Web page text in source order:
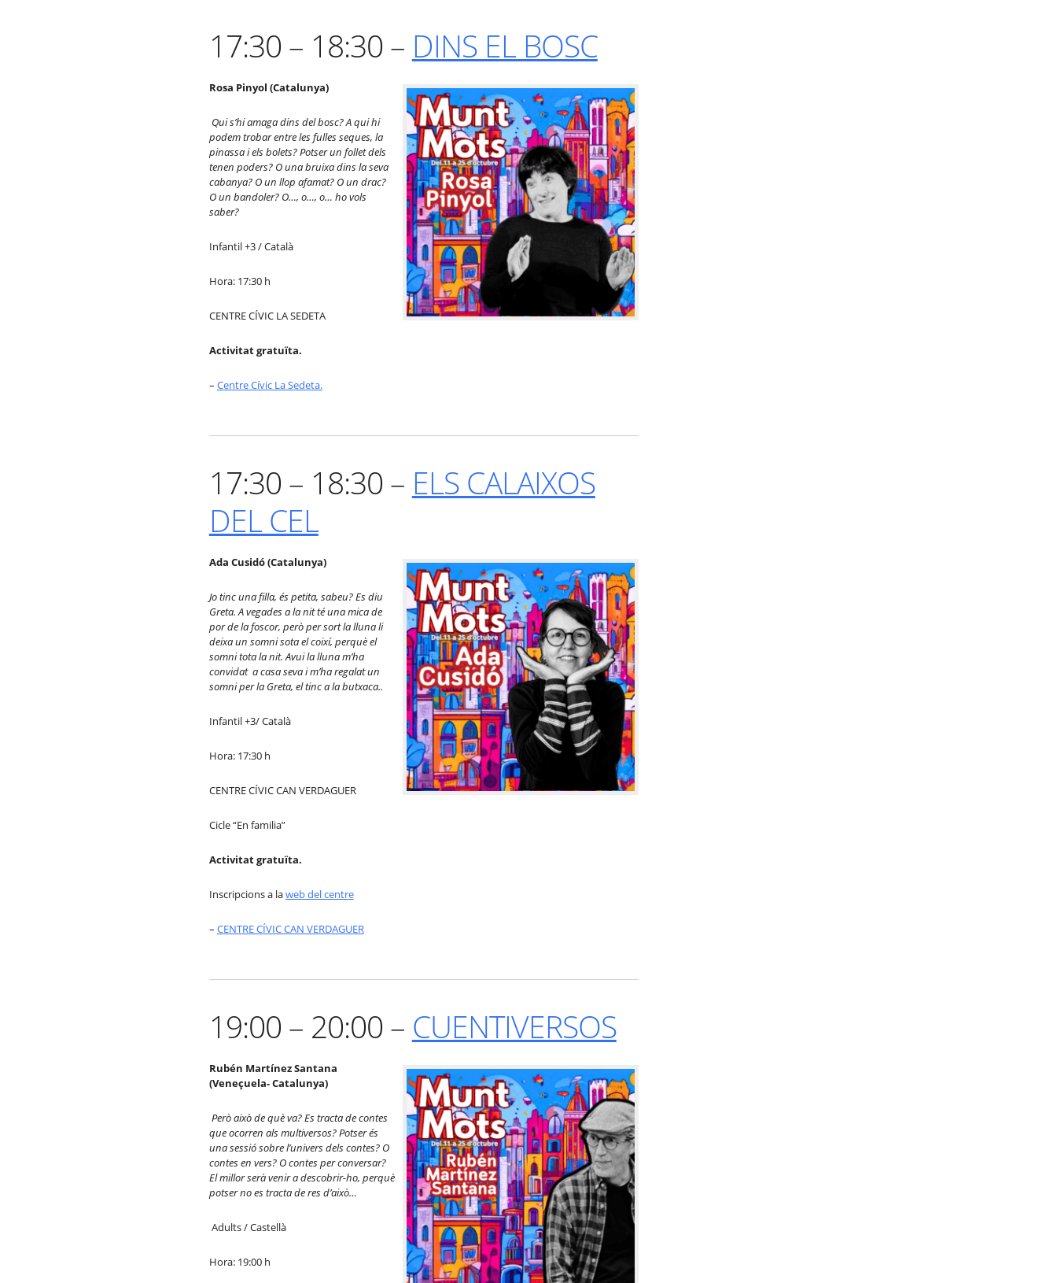
17:30 – 18:30 – DINS EL BOSC
Rosa Pinyol (Catalunya)
Qui s’hi amaga dins del bosc?A qui hi
podem trobar entre les fulles seques, la
pinassa i els bolets? Potser un follet dels
tenen poders? O una bruixa dins la seva
cabanya? O un llop afamat? O un drac?
O un bandoler? O…, o…, o… ho vols
saber?
Infantil +3 / Català
Hora: 17:30 h
CENTRE CÍVIC LA SEDETA
Activitat gratuïta.
– Centre Cívic La Sedeta.
17:30 – 18:30 – ELS CALAIXOS
DEL CEL
Ada Cusidó (Catalunya)
Jo tinc una filla, és petita, sabeu? Es diu
Greta. A vegades a la nit téuna mica de
por de la foscor, però per sort la lluna li
deixa un somni sota el coixí, perquè el
somni tota la nit.Avui la lluna m’ha
convidat a casa seva i m’ha regalat un
somni per la Greta, el tinc a la butxaca..
Infantil +3/ Català
Hora: 17:30 h
CENTRE CÍVIC CAN VERDAGUER
Cicle “En familia”
Activitat gratuïta.
Inscripcions a laweb del centre
– CENTRE CÍVIC CAN VERDAGUER
19:00 – 20:00 – CUENTIVERSOS
Rubén Martínez Santana
(Veneçuela- Catalunya)
Peròaixò de quèva? Es tracta de contes
que ocorren als multiversos? Potserés
una sessiósobre l’univers dels contes? O
contes en vers? O contes per conversar?
El millor seràvenir a descobrir-ho, perquè
potser no es tracta de res d’això…
Adults / Castellà
Hora: 19:00 h